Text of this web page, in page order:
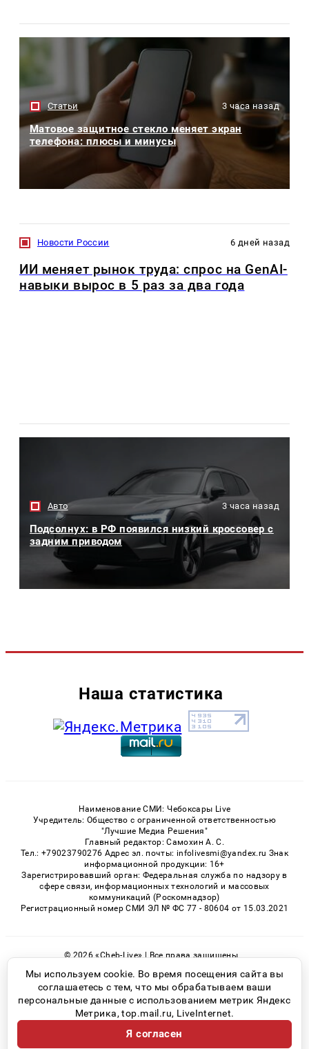
Статьи 3 часа назад
Матовое защитное стекло меняет экран
телефона: плюсы и минусы
Новости России 6 дней назад
ИИ меняет рынок труда: спрос на GenAI-
навыки вырос в 5 раз за два года
Авто 3 часа назад
Подсолнух: в РФ появился низкий кроссовер с
задним приводом
Наша статистика
Наименование СМИ: Чебоксары Live
Учредитель: Общество с ограниченной ответственностью
"Лучшие Медиа Решения"
Главный редактор: Самохин А. С.
Тел.: +79023790276 Адрес эл. почты: infolivesmi@yandex.ru Знак
информационной продукции: 16+
Зарегистрировавший орган: Федеральная служба по надзору в
сфере связи, информационных технологий и массовых
коммуникаций (Роскомнадзор)
Регистрационный номер СМИ ЭЛ № ФС 77 - 80604 от 15.03.2021
© 2026 «Cheb-Live» | Все права защищены
Возрастная категория сайта 16+
Политика конфиденциальности
Мы используем cookie. Во время посещения сайта вы
соглашаетесь с тем, что мы обрабатываем ваши
персональные данные с использованием метрик Яндекс
Метрика, top.mail.ru, LiveInternet.
Я согласен